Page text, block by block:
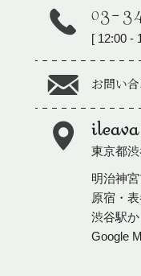
03-
[ 12:00 -
お問い
東京都
明治神
原宿・
渋谷駅
Google